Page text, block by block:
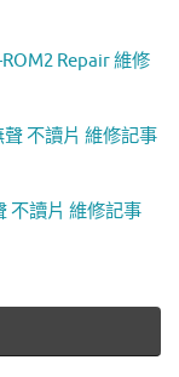
Repair 維修
不讀片 維修記事
不讀片 維修記事